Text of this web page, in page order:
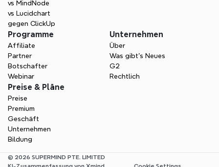
vs MindNode
vs Lucidchart
gegen ClickUp
Programme
Affiliate
Partner
Botschafter
Webinar
Unternehmen
Über
Was gibt's Neues
G2
Rechtlich
Preise & Pläne
Preise
Premium
Geschäft
Unternehmen
Bildung
© 2026 SUPERMIND PTE. LIMITED